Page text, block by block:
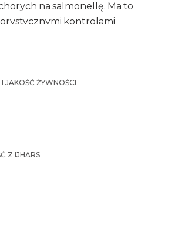
na salmonellę. Ma to
kontrolami
JAKOŚĆ ŻYWNOŚCI
Z IJHARS